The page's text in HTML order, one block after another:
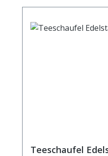
Teeschaufel